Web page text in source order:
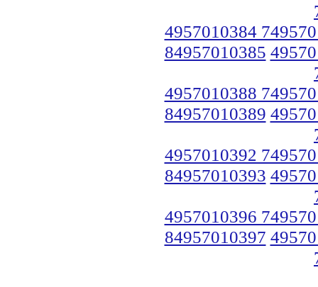
4957010384
84957010385
4957010388
84957010389
4957010392
84957010393
4957010396
84957010397